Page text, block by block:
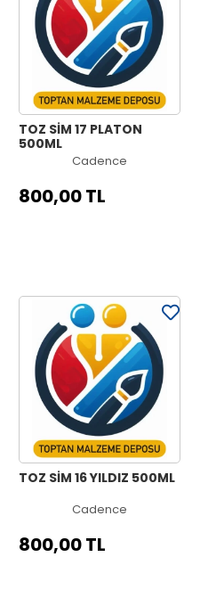
TOZ SİM 17 PLATON
500ML
Cadence
800,00 TL
TOZ SİM 16 YILDIZ 500ML
Cadence
800,00 TL